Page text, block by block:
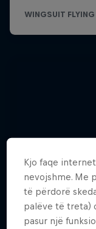
Kjo faqe
nevojshme. Me
të përdorë
palëve të treta)
pasur një